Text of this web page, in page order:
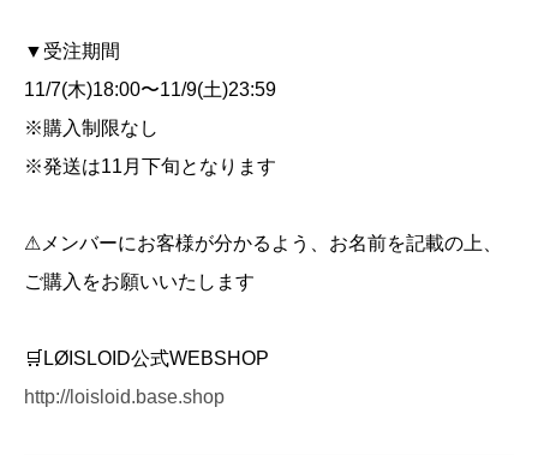
▼受注期間
11/7(木)18:00〜11/9(土)23:59
※購入制限なし
※発送は11月下旬となります
⚠︎メンバーにお客様が分かるよう、お名前を記載の上、
ご購入をお願いいたします
🛒LØISLOID公式WEBSHOP
http://loisloid.base.shop